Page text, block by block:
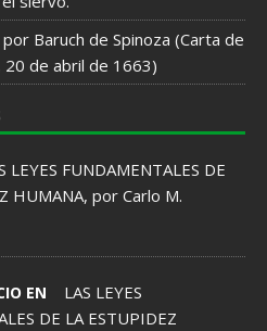
Baruch de Spinoza (Carta de
20 de abril de 1663)
LEYES FUNDAMENTALES DE
HUMANA, por Carlo M.
EN
LAS LEYES
DE LA ESTUPIDEZ